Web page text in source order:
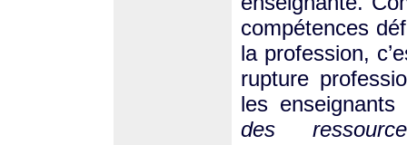
compétences
la profession,
rupture
les
des